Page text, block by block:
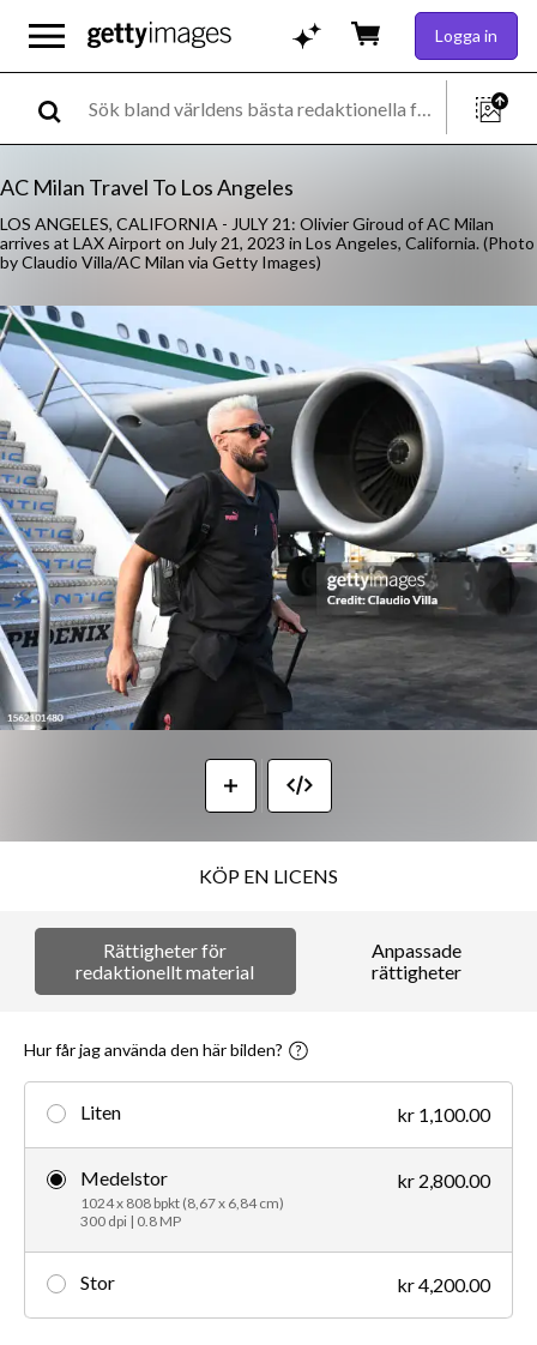
Logga in
AC Milan Travel To Los Angeles
LOS ANGELES, CALIFORNIA - JULY 21: Olivier Giroud of AC Milan
arrives at LAX Airport on July 21, 2023 in Los Angeles, California. (Photo
by Claudio Villa/AC Milan via Getty Images)
KÖP EN LICENS
Rättigheter för
redaktionellt material
Anpassade
rättigheter
Hur får jag använda den här bilden?
Liten kr 1,100.00
Medelstor
1024 x 808 bpkt (8,67 x 6,84 cm)
300 dpi | 0.8 MP
kr 2,800.00
Stor kr 4,200.00